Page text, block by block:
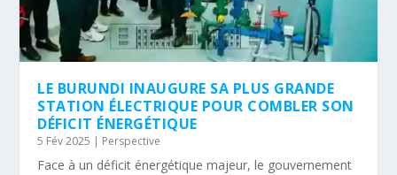
LE BURUNDI INAUGURE SA PLUS GRANDE
STATION ÉLECTRIQUE POUR COMBLER SON
DÉFICIT ÉNERGÉTIQUE
5 Fév 2025 | Perspective
Face à un déficit énergétique majeur, le gouvernement